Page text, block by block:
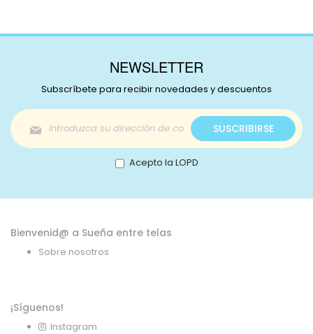
NEWSLETTER
Subscríbete para recibir novedades y descuentos
Inscríbase
a
nuestro
boletín
de
SUSCRIBIRSE
Acepto la LOPD
Bienvenid@ a Sueña entre telas
Sobre nosotros
¡Síguenos!
Instagram